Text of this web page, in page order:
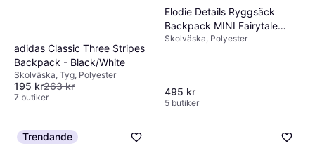
adidas Classic Three Stripes
Backpack - Black/White
Skolväska, Tyg, Polyester
195 kr263 kr
7 butiker
Elodie Details Ryggsäck
Backpack MINI Fairytale
Forest
Skolväska, Polyester
495 kr
5 butiker
Trendande